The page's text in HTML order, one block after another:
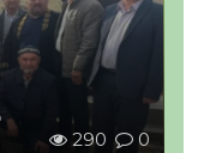
290 0